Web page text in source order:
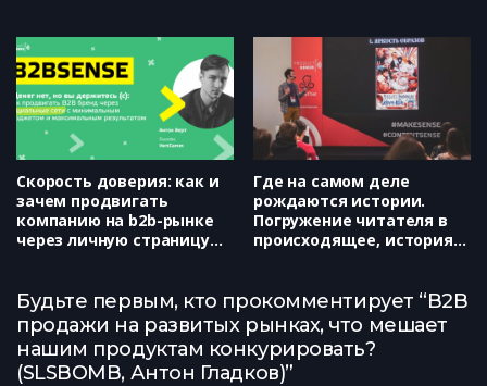
Скорость доверия: как и
зачем продвигать
компанию на b2b-рынке
через личную страницу
(VertComm, Антон Верт)
Где на самом деле
рождаются истории.
Погружение читателя в
происходящее, история
Будьте первым, кто прокомментирует “B2B
продажи на развитых рынках, что мешает
нашим продуктам конкурировать?
(SLSBOMB, Антон Гладков)”